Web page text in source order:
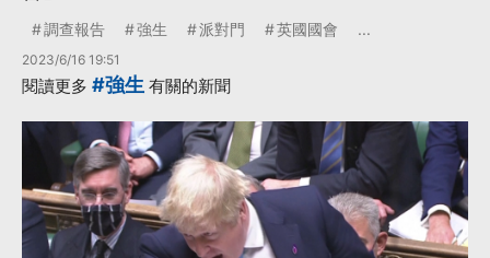
調查報告 強生 派對門 英國國會 ...
2023/6/16 19:51
閱讀更多 #強生 有關的新聞